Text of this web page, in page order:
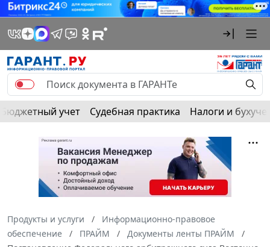
Бюджетный учет Судебная практика Налоги и
Продукты и услуги
Информационно-правовое
обеспечение
ПРАЙМ
Документы ленты ПРАЙМ